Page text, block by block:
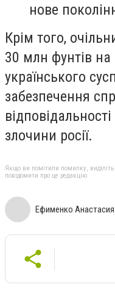
нове
Крім того,
30 млн фунтів на
українського
забезпечення
злочини росії.
Якщо ви помітили помилку, виділіть
повідомити про це редакцію
Ефименко Анастасия